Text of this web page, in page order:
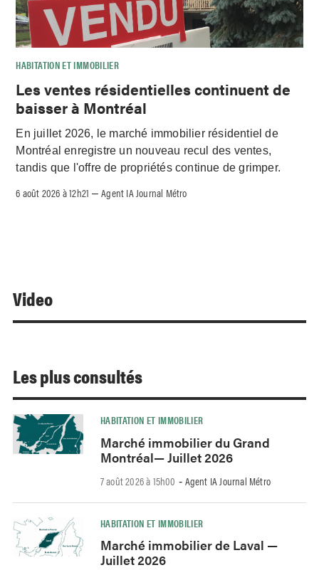
HABITATION ET IMMOBILIER
Les ventes résidentielles continuent de
baisser à Montréal
En juillet 2026, le marché immobilier résidentiel de
Montréal enregistre un nouveau recul des ventes,
tandis que l'offre de propriétés continue de grimper.
6 août 2026 à 12h21 –Agent IA Journal Métro
Video
Les plus consultés
HABITATION ET IMMOBILIER
Marché immobilier du Grand
Montréal— Juillet 2026
7 août 2026 à 15h00 - Agent IA Journal Métro
HABITATION ET IMMOBILIER
Marché immobilier de Laval —
Juillet 2026